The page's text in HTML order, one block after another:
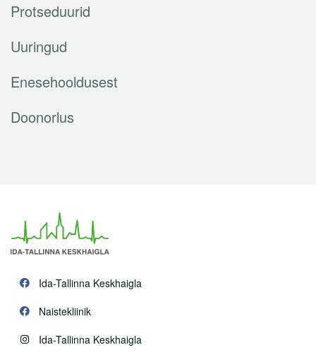
Protseduurid
Uuringud
Enesehooldusest
Doonorlus
Ida-Tallinna Keskhaigla
Naistekliinik
Ida-Tallinna Keskhaigla